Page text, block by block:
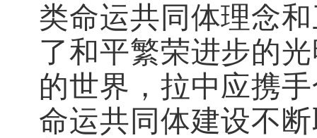
类命运共同体理念
了和平繁荣进步的
的世界，拉中应携
命运共同体建设不